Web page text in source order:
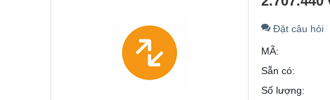
Đặt câu hỏi
MÃ:
Sẵn có:
Số lượng: